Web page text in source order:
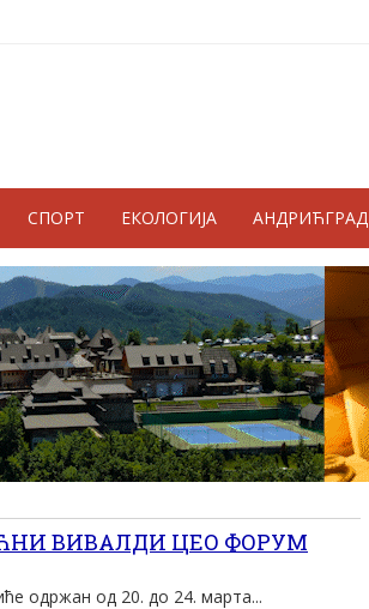
СПОРТ ЕКОЛОГИЈА АНДРИЋГРАД
ВИВАЛДИ ЦЕО ФОРУМ
одржан од 20. до 24. марта...